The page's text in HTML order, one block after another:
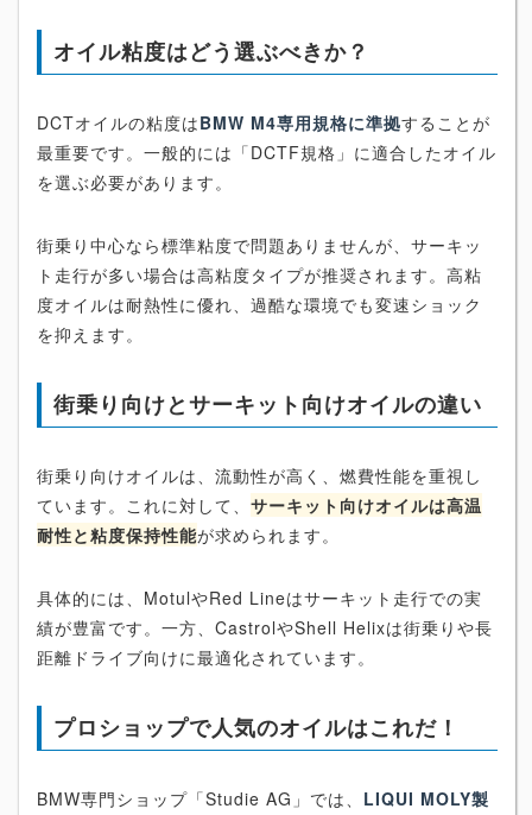
オイル粘度はどう選ぶべきか？
DCTオイルの粘度はBMW M4専用規格に準拠することが
最重要です。一般的には「DCTF規格」に適合したオイル
を選ぶ必要があります。
街乗り中心なら標準粘度で問題ありませんが、サーキッ
ト走行が多い場合は高粘度タイプが推奨されます。高粘
度オイルは耐熱性に優れ、過酷な環境でも変速ショック
を抑えます。
街乗り向けとサーキット向けオイルの違い
街乗り向けオイルは、流動性が高く、燃費性能を重視し
ています。これに対して、 サーキット向けオイルは高温
耐性と粘度保持性能が求められます。
具体的には、MotulやRed Lineはサーキット走行での実
績が豊富です。一方、CastrolやShell Helixは街乗りや長
距離ドライブ向けに最適化されています。
プロショップで人気のオイルはこれだ！
BMW専門ショップ「Studie AG」では、 LIQUI MOLY製